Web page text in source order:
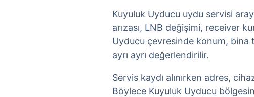
Kuyuluk Uyducu uydu servisi
arızası, LNB değişimi, receiver
Uyducu çevresinde konum, bina
ayrı ayrı değerlendirilir.
Servis kaydı alınırken adres,
Böylece Kuyuluk Uyducu